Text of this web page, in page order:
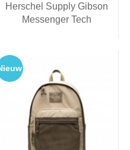
Herschel Supply Gibson
Messenger Tech